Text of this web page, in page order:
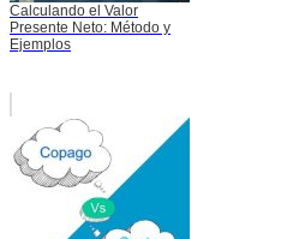
Calculando el Valor
Presente Neto: Método y
Ejemplos